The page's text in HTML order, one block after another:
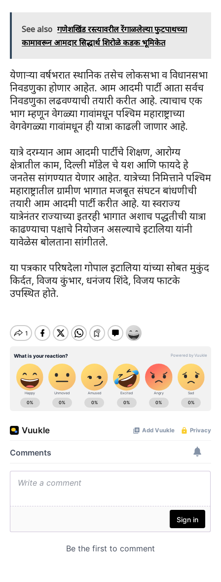
See also गणेशखिंड रस्त्यावरील रेंगाळलेल्या फुटपाथच्या
कामावरून आमदार सिद्धार्थ शिरोळे कडक भूमिकेत
येणाऱ्या वर्षभरात स्थानिक तसेच लोकसभा व विधानसभा
निवडणुका होणार आहेत. आम आदमी पार्टी आता सर्वच
निवडणुका लढवण्याची तयारी करीत आहे. त्याचाच एक
भाग म्हणून वेगळ्या गावांमधून पश्चिम महाराष्ट्राच्या
वेगवेगळ्या गावांमधून ही यात्रा काढली जाणार आहे.
यात्रे दरम्यान आम आदमी पार्टीचे शिक्षण, आरोग्य
क्षेत्रातील काम, दिल्ली मॉडेल चे यश आणि फायदे हे
जनतेस सांगण्यात येणार आहेत. यात्रेच्या निमित्ताने पश्चिम
महाराष्ट्रातील ग्रामीण भागात मजबूत संघटन बांधणीची
तयारी आम आदमी पार्टी करीत आहे. या स्वराज्य
यात्रेनंतर राज्याच्या इतरही भागात अशाच पद्धतीची यात्रा
काढण्याचा पक्षाचे नियोजन असल्याचे इटालिया यांनी
यावेळेस बोलताना सांगीतले.
या पत्रकार परिषदेला गोपाल इटालिया यांच्या सोबत मुकुंद
किर्दत, विजय कुंभार, धनंजय शिंदे, विजय फाटके
उपस्थित होते.